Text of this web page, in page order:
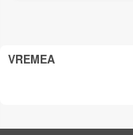
VREMEA